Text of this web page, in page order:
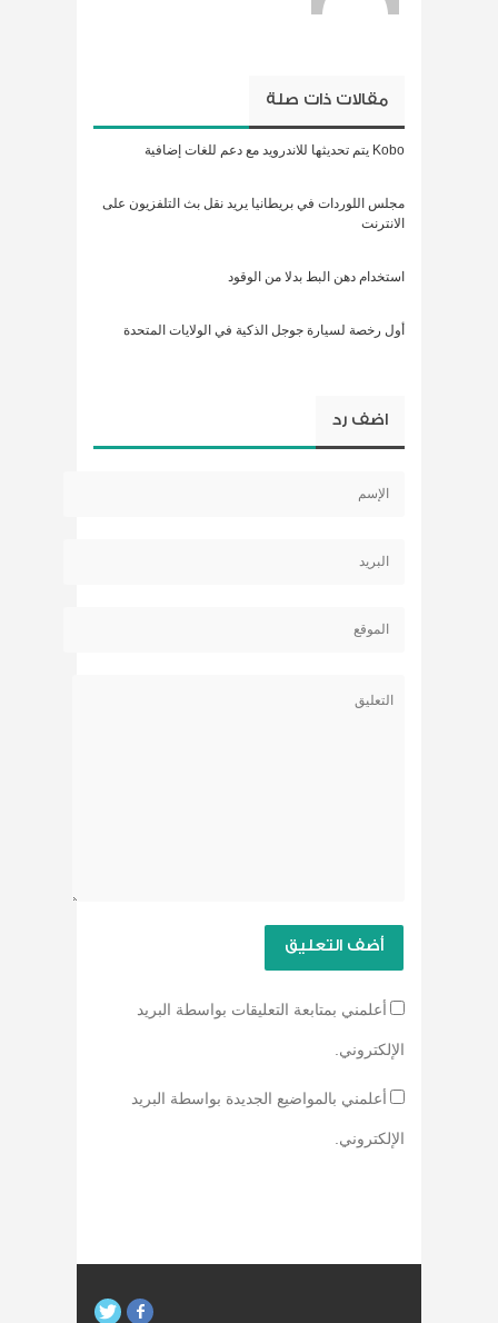
مقالات ذات صلة
Kobo يتم تحديثها للاندرويد مع دعم للغات إضافية
مجلس اللوردات في بريطانيا يريد نقل بث التلفزيون على
الانترنت
استخدام دهن البط بدلا من الوقود
أول رخصة لسيارة جوجل الذكية في الولايات المتحدة
اضف رد
أعلمني بمتابعة التعليقات بواسطة البريد
الإلكتروني.
أعلمني بالمواضيع الجديدة بواسطة البريد
الإلكتروني.